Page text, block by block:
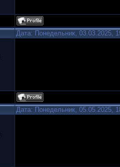
Дата: Понедельник, 03.03.2025,
Дата: Понедельник, 05.05.2025,